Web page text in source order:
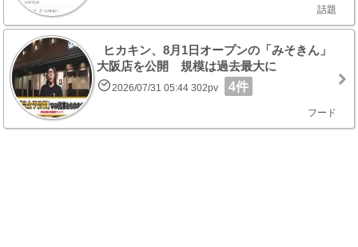
話題
ヒカキン、8月1日オープンの「みそきん」
大阪店を公開 規模は過去最大に
2026/07/31 05:44 302pv 4件
フード